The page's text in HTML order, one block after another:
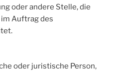
oder andere Stelle, die
Auftrag des
oder juristische Person,